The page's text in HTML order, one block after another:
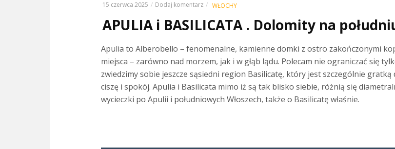
15 czerwca 2025 Dodaj komentarz WŁOCHY
APULIA i BASILICATA . Dolomity na
Apulia to Alberobello – fenomenalne, kamienne domki z ostro zakończonymi
miejsca – zarówno nad morzem, jak i w głąb lądu. Polecam nie ograniczać się
zwiedzimy sobie jeszcze sąsiedni region Basilicatę, który jest szczególnie
ciszę i spokój. Apulia i Basilicata mimo iż są tak blisko siebie, różnią się
wycieczki po Apulii i południowych Włoszech, także o Basilicatę właśnie.